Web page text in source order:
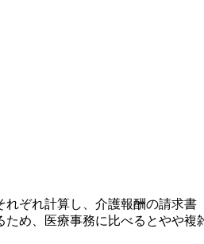
ぞれ計算し、介護報酬の請求
め、医療事務に比べるとやや